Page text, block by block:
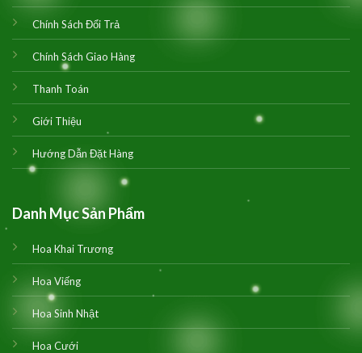
Chính Sách Đổi Trả
Chính Sách Giao Hàng
Thanh Toán
Giới Thiệu
Hướng Dẫn Đặt Hàng
Danh Mục Sản Phẩm
Hoa Khai Trương
Hoa Viếng
Hoa Sinh Nhật
Hoa Cưới